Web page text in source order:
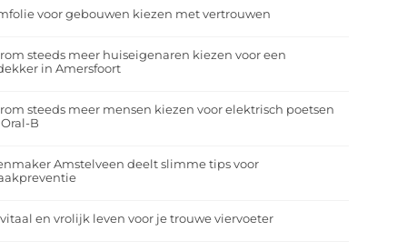
voor gebouwen kiezen met vertrouwen
steeds meer huiseigenaren kiezen voor een
in Amersfoort
steeds meer mensen kiezen voor elektrisch poetsen
B
Amstelveen deelt slimme tips voor
en vrolijk leven voor je trouwe viervoeter